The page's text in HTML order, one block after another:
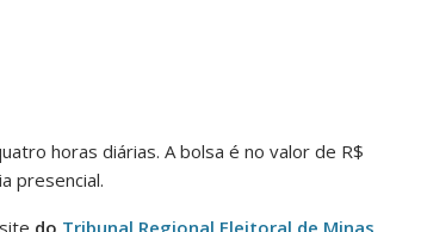
horas diárias. A bolsa é no valor de R$
presencial.